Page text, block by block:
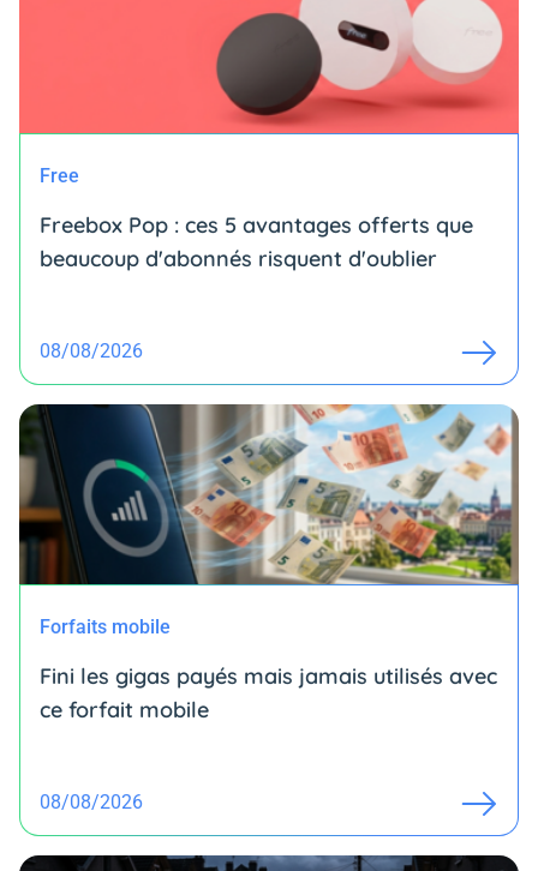
Free
Freebox Pop : ces 5 avantages offerts que
beaucoup d'abonnés risquent d'oublier
08/08/2026
Forfaits mobile
Fini les gigas payés mais jamais utilisés avec
ce forfait mobile
08/08/2026